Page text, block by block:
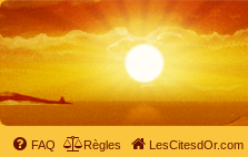
FAQ Règles LesCitesdOr.com